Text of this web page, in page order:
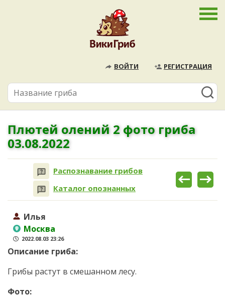
ВОЙТИ РЕГИСТРАЦИЯ
Плютей олений 2 фото гриба
03.08.2022
Распознавание грибов
Каталог опознанных
Илья
Москва
2022.08.03 23:26
Описание гриба:
Грибы растут в смешанном лесу.
Фото: